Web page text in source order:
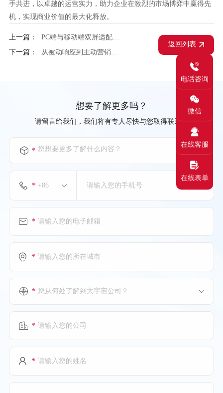
手共进，以卓越的运营实力，助力企业在激烈的市场博弈中赢得先
机，实现商业价值的最大化释放。
上一篇：
PC端与移动端双屏适配，transcosmos大宇宙中国电商代运营的设计切图规范
下一篇：
从被动响应到主动营销，transcosmos大宇宙中国客服外包正成为企业增长新引擎
返回列表
想要了解更多吗？
请留言给我们，我们将有专人尽快与您取得联系。
您想要更多了解什么内容？
*
*
*
*
您从何处了解到大宇宙公司？
*
*
*
电话咨询
微信
在线客服
在线表单